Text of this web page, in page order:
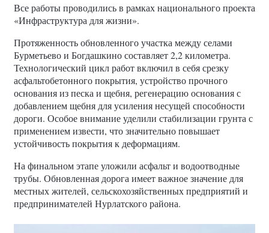
Все работы проводились в рамках национального проекта
«Инфраструктура для жизни».
Протяженность обновленного участка между селами
Бурметьево и Богдашкино составляет 2,2 километра.
Технологический цикл работ включил в себя срезку
асфальтобетонного покрытия, устройство прочного
основания из песка и щебня, регенерацию основания с
добавлением щебня для усиления несущей способности
дороги. Особое внимание уделили стабилизации грунта с
применением извести, что значительно повышает
устойчивость покрытия к деформациям.
На финальном этапе уложили асфальт и водоотводные
трубы. Обновленная дорога имеет важное значение для
местных жителей, сельскохозяйственных предприятий и
предпринимателей Нурлатского района.